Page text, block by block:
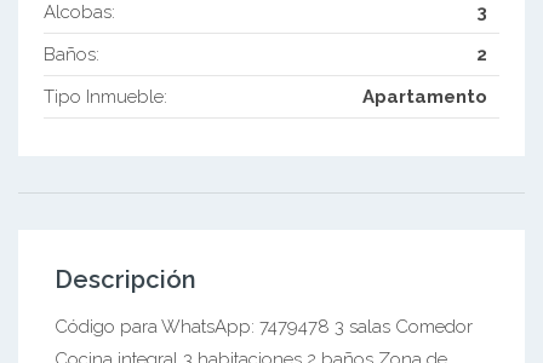
Alcobas:
3
Baños:
2
Tipo Inmueble:
Apartamento
Descripción
Código para WhatsApp: 7479478 3 salas Comedor